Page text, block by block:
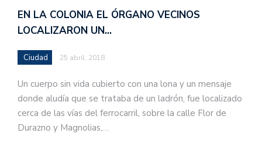
EN LA COLONIA EL ÓRGANO VECINOS
LOCALIZARON UN…
Ciudad 25 abril, 2018
Un cuerpo sin vida cubierto con una lona y un mensaje
donde aludía que se trataba de un ladrón, fue localizado
cerca de las vías del ferrocarril, sobre la calle Flor de
Durazno y Magnolias,…